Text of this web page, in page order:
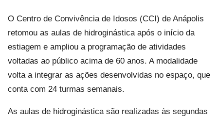
O Centro de Convivência de Idosos (CCI) de Anápolis
retomou as aulas de hidroginástica após o início da
estiagem e ampliou a programação de atividades
voltadas ao público acima de 60 anos. A modalidade
volta a integrar as ações desenvolvidas no espaço, que
conta com 24 turmas semanais.
As aulas de hidroginástica são realizadas às segundas